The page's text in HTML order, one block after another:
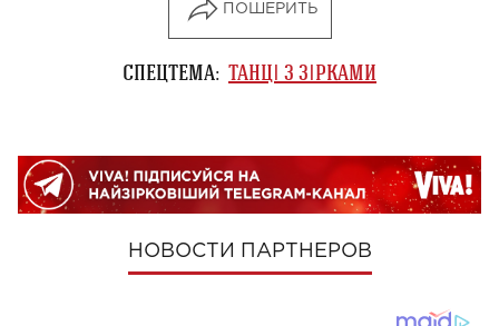
ПОШЕРИТЬ
СПЕЦТЕМА: ТАНЦІ З ЗІРКАМИ
НОВОСТИ ПАРТНЕРОВ